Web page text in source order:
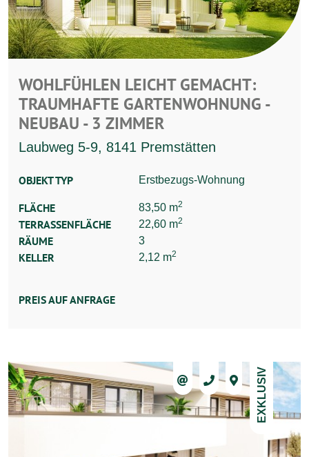
WOHLFÜHLEN LEICHT GEMACHT:
TRAUMHAFTE GARTENWOHNUNG -
NEUBAU - 3 ZIMMER
Laubweg 5-9, 8141 Premstätten
OBJEKT TYP Erstbezugs-Wohnung
FLÄCHE 83,50 m2
TERRASSENFLÄCHE 22,60 m2
RÄUME 3
KELLER 2,12 m2
PREIS AUF ANFRAGE
EXKLUSIV